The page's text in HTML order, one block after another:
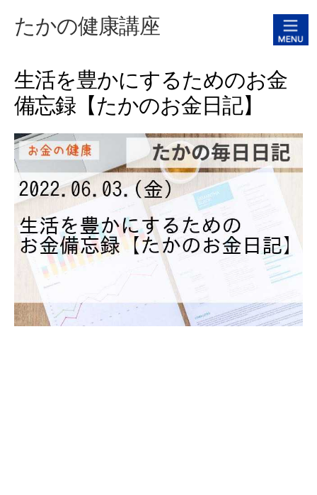
たかの健康講座
生活を豊かにするためのお金
備忘録【たかのお金日記】